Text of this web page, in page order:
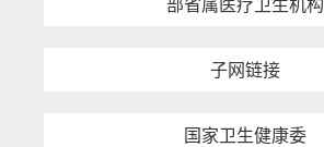
部省属医疗卫生机构
子网链接
国家卫生健康委